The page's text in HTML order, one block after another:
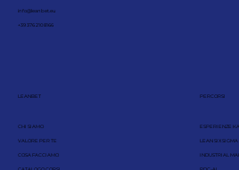
info@leanbet.eu
+39 376 210 8166
LEANBET
CHI SIAMO
VALORE PER TE
COSA FACCIAMO
PERCORSI
ESPERIENZE
LEAN SIX SIGMA
INDUSTRIAL